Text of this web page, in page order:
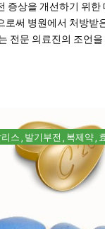
증상을 개선하기 위한
로써 병원에서 처방받
전문 의료진의 조언
스 발기부전 복제약